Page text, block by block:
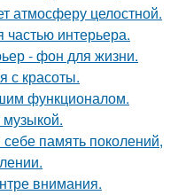
атмосферу целостной.
частью интерьера.
- фон для жизни.
с красоты.
функционалом.
музыкой.
память поколений,
внимания.